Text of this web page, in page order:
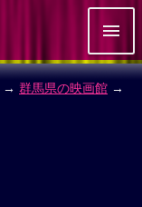
→ 群馬県の映画館 →